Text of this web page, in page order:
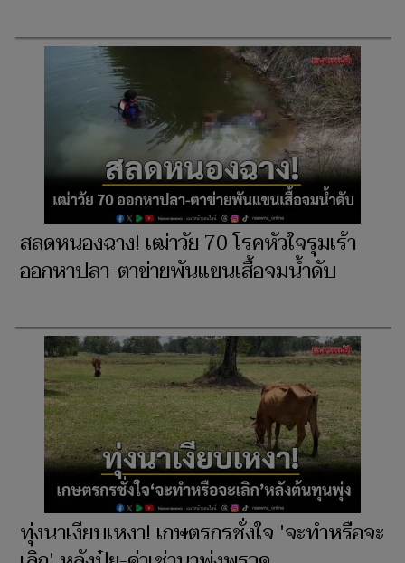
สลดหนองฉาง! เฒ่าวัย 70 โรคหัวใจรุมเร้า
ออกหาปลา-ตาข่ายพันแขนเสื้อจมน้ำดับ
ทุ่งนาเงียบเหงา! เกษตรกรชั่งใจ 'จะทำหรือจะ